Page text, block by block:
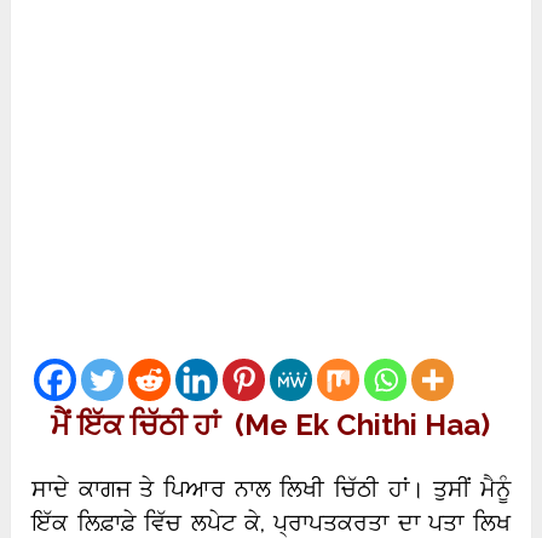
ਮੈਂ ਇੱਕ ਚਿੱਠੀ ਹਾਂ (Me Ek Chithi Haa)
ਸਾਦੇ ਕਾਗਜ ਤੇ ਪਿਆਰ ਨਾਲ ਲਿਖੀ ਚਿੱਠੀ ਹਾਂ। ਤੁਸੀਂ ਮੈਨੂੰ
ਇੱਕ ਲਿਫ਼ਾਫ਼ੇ ਵਿੱਚ ਲਪੇਟ ਕੇ, ਪ੍ਰਾਪਤਕਰਤਾ ਦਾ ਪਤਾ ਲਿਖ